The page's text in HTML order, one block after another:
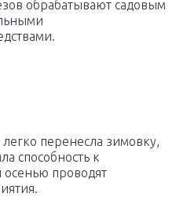
обрабатывают садовым
перенесла зимовку,
способность к
проводят